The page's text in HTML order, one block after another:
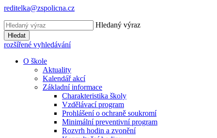
reditelka@zspolicna.cz
Hledaný výraz
Hledat
rozšířené vyhledávání
O škole
Aktuality
Kalendář akcí
Základní informace
Charakteristika školy
Vzdělávací program
Prohlášení o ochraně soukromí
Minimální preventivní program
Rozvrh hodin a zvonění